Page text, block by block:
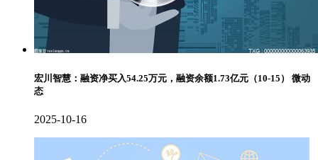
宏川智慧：融资净买入54.25万元，融资余额1.73亿元（10-15） 微动
态
2025-10-16